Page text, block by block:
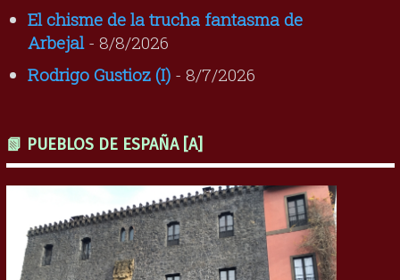
El chisme de la trucha fantasma de
Arbejal- 8/8/2026
Rodrigo Gustioz (I)- 8/7/2026
📗 PUEBLOS DE ESPAÑA [A]